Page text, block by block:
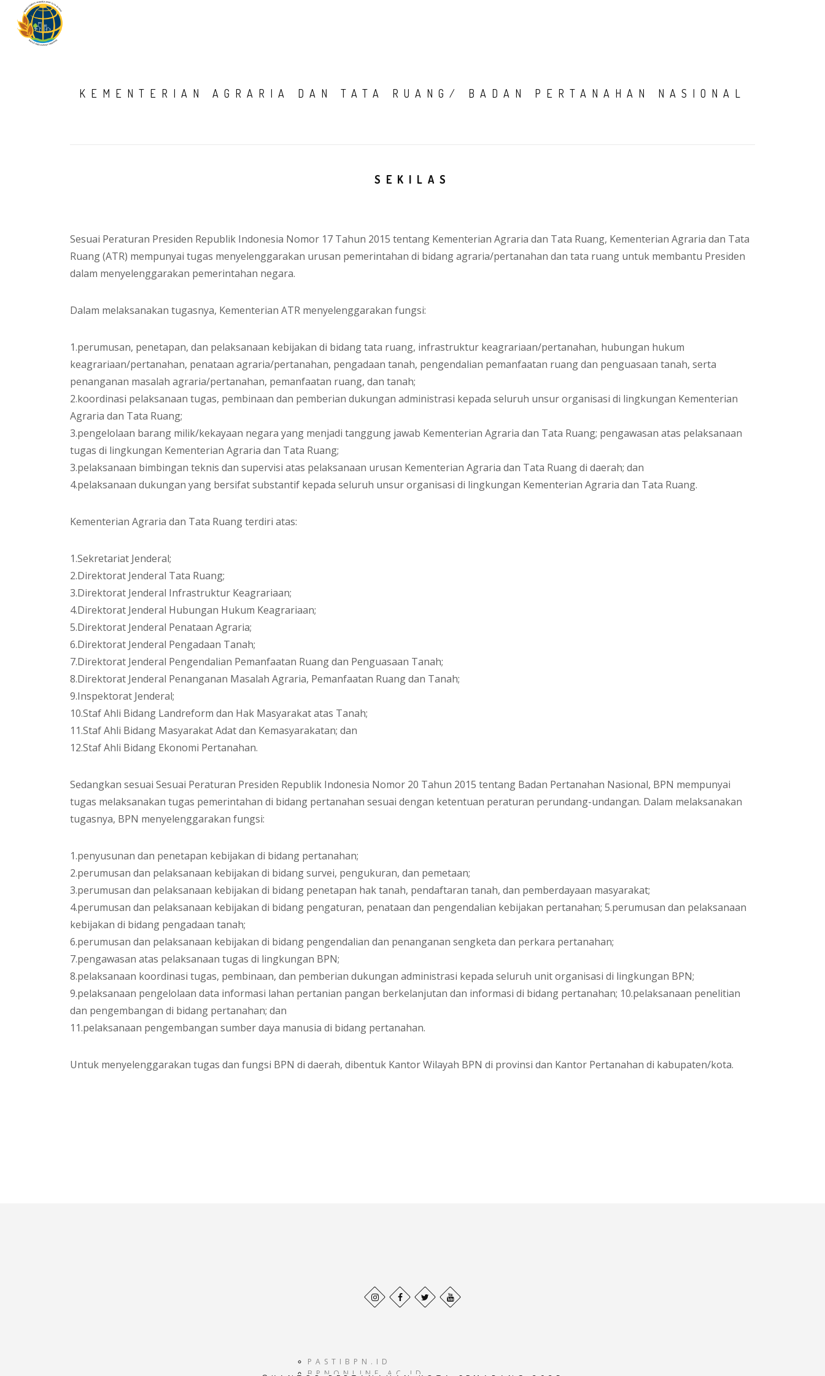
KEMENTERIAN AGRARIA DAN TATA RUANG/ BADAN PERTANAHAN NASIONAL
SEKILAS
Sesuai Peraturan Presiden Republik Indonesia Nomor 17 Tahun 2015 tentang Kementerian Agraria dan Tata Ruang, Kementerian Agraria dan Tata
Ruang (ATR) mempunyai tugas menyelenggarakan urusan pemerintahan di bidang agraria/pertanahan dan tata ruang untuk membantu Presiden
dalam menyelenggarakan pemerintahan negara.
Dalam melaksanakan tugasnya, Kementerian ATR menyelenggarakan fungsi:
1.perumusan, penetapan, dan pelaksanaan kebijakan di bidang tata ruang, infrastruktur keagrariaan/pertanahan, hubungan hukum
keagrariaan/pertanahan, penataan agraria/pertanahan, pengadaan tanah, pengendalian pemanfaatan ruang dan penguasaan tanah, serta
penanganan masalah agraria/pertanahan, pemanfaatan ruang, dan tanah;
2.koordinasi pelaksanaan tugas, pembinaan dan pemberian dukungan administrasi kepada seluruh unsur organisasi di lingkungan Kementerian
Agraria dan Tata Ruang;
3.pengelolaan barang milik/kekayaan negara yang menjadi tanggung jawab Kementerian Agraria dan Tata Ruang; pengawasan atas pelaksanaan
tugas di lingkungan Kementerian Agraria dan Tata Ruang;
3.pelaksanaan bimbingan teknis dan supervisi atas pelaksanaan urusan Kementerian Agraria dan Tata Ruang di daerah; dan
4.pelaksanaan dukungan yang bersifat substantif kepada seluruh unsur organisasi di lingkungan Kementerian Agraria dan Tata Ruang.
Kementerian Agraria dan Tata Ruang terdiri atas:
1.Sekretariat Jenderal;
2.Direktorat Jenderal Tata Ruang;
3.Direktorat Jenderal Infrastruktur Keagrariaan;
4.Direktorat Jenderal Hubungan Hukum Keagrariaan;
5.Direktorat Jenderal Penataan Agraria;
6.Direktorat Jenderal Pengadaan Tanah;
7.Direktorat Jenderal Pengendalian Pemanfaatan Ruang dan Penguasaan Tanah;
8.Direktorat Jenderal Penanganan Masalah Agraria, Pemanfaatan Ruang dan Tanah;
9.Inspektorat Jenderal;
10.Staf Ahli Bidang Landreform dan Hak Masyarakat atas Tanah;
11.Staf Ahli Bidang Masyarakat Adat dan Kemasyarakatan; dan
12.Staf Ahli Bidang Ekonomi Pertanahan.
Sedangkan sesuai Sesuai Peraturan Presiden Republik Indonesia Nomor 20 Tahun 2015 tentang Badan Pertanahan Nasional, BPN mempunyai
tugas melaksanakan tugas pemerintahan di bidang pertanahan sesuai dengan ketentuan peraturan perundang-undangan. Dalam melaksanakan
tugasnya, BPN menyelenggarakan fungsi:
1.penyusunan dan penetapan kebijakan di bidang pertanahan;
2.perumusan dan pelaksanaan kebijakan di bidang survei, pengukuran, dan pemetaan;
3.perumusan dan pelaksanaan kebijakan di bidang penetapan hak tanah, pendaftaran tanah, dan pemberdayaan masyarakat;
4.perumusan dan pelaksanaan kebijakan di bidang pengaturan, penataan dan pengendalian kebijakan pertanahan; 5.perumusan dan pelaksanaan
kebijakan di bidang pengadaan tanah;
6.perumusan dan pelaksanaan kebijakan di bidang pengendalian dan penanganan sengketa dan perkara pertanahan;
7.pengawasan atas pelaksanaan tugas di lingkungan BPN;
8.pelaksanaan koordinasi tugas, pembinaan, dan pemberian dukungan administrasi kepada seluruh unit organisasi di lingkungan BPN;
9.pelaksanaan pengelolaan data informasi lahan pertanian pangan berkelanjutan dan informasi di bidang pertanahan; 10.pelaksanaan penelitian
dan pengembangan di bidang pertanahan; dan
11.pelaksanaan pengembangan sumber daya manusia di bidang pertanahan.
Untuk menyelenggarakan tugas dan fungsi BPN di daerah, dibentuk Kantor Wilayah BPN di provinsi dan Kantor Pertanahan di kabupaten/kota.
Behance
profile
Facebook
profile
Twitter
profile
Pinterest
PASTIBPN.ID
BPNONLINE.AC.ID